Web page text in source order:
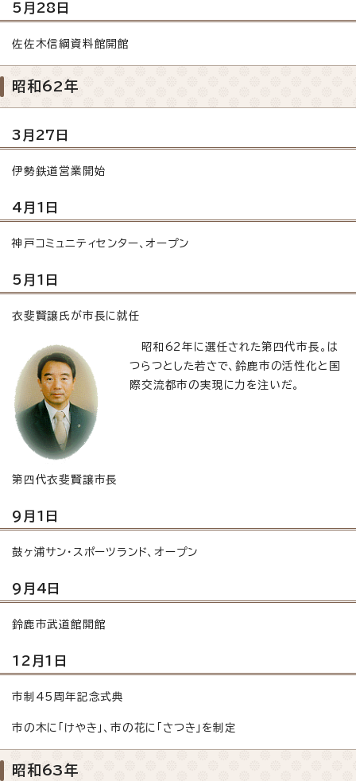
5月28日
佐佐木信綱資料館開館
昭和62年
3月27日
伊勢鉄道営業開始
4月1日
神戸コミュニティセンター、オープン
5月1日
衣斐賢譲氏が市長に就任
第四代衣斐賢譲市長
昭和62年に選任された第四代市長。は
つらつとした若さで、鈴鹿市の活性化と国
際交流都市の実現に力を注いだ。
9月1日
鼓ヶ浦サン・スポーツランド、オープン
9月4日
鈴鹿市武道館開館
12月1日
市制45周年記念式典
市の木に「けやき」、市の花に「さつき」を制定
昭和63年